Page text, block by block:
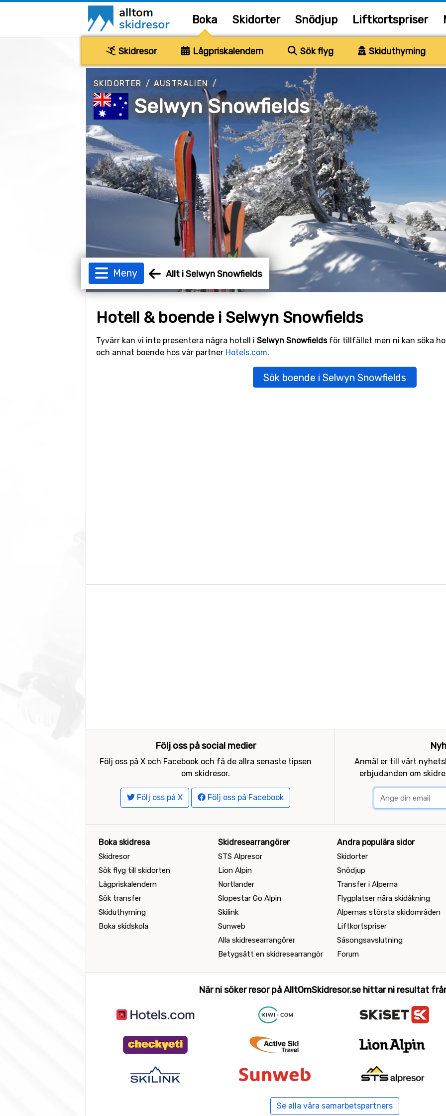
Boka Skidorter Snödjup Liftkortspriser
Skidresor Lågpriskalendern Sök flyg Skiduthyrning
SKIDORTER / AUSTRALIEN /
Selwyn Snowfields
Meny Allt i Selwyn Snowfields
Hotell & boende i Selwyn Snowfields
Tyvärr kan vi inte presentera några hotell i Selwyn Snowfieldsför tillfället men ni kan söka
och annat boende hos vår partner Hotels.com.
Sök boende i Selwyn Snowfields
Följ oss på social medier
Följ oss på X och Facebook och få de allra senaste tipsen
om skidresor.
Följ oss på X Följ oss på Facebook
Anmäl er till vårt
erbjudanden om
Boka skidresa
Skidresor
Sök flyg till skidorten
Lågpriskalendern
Sök transfer
Skiduthyrning
Boka skidskola
Skidresearrangörer
STS Alpresor
Lion Alpin
Nortlander
Slopestar Go Alpin
Skilink
Sunweb
Alla skidresearrangörer
Betygsätt en skidresearrangör
Andra populära sidor
Skidorter
Snödjup
Transfer i Alperna
Flygplatser nära skidåkning
Alpernas största skidområden
Liftkortspriser
Säsongsavslutning
Forum
När ni söker resor på AlltOmSkidresor.se hittar ni resultat
Se alla våra samarbetspartners